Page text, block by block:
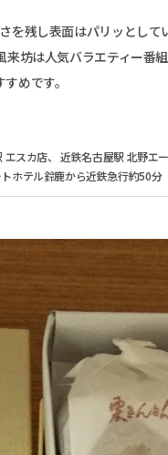
残し表面はパリッとし
坊は人気バラエティー番
めです。
エスカ店、 近鉄名古屋駅 北野エ
ホテル鈴鹿から近鉄急行約50分